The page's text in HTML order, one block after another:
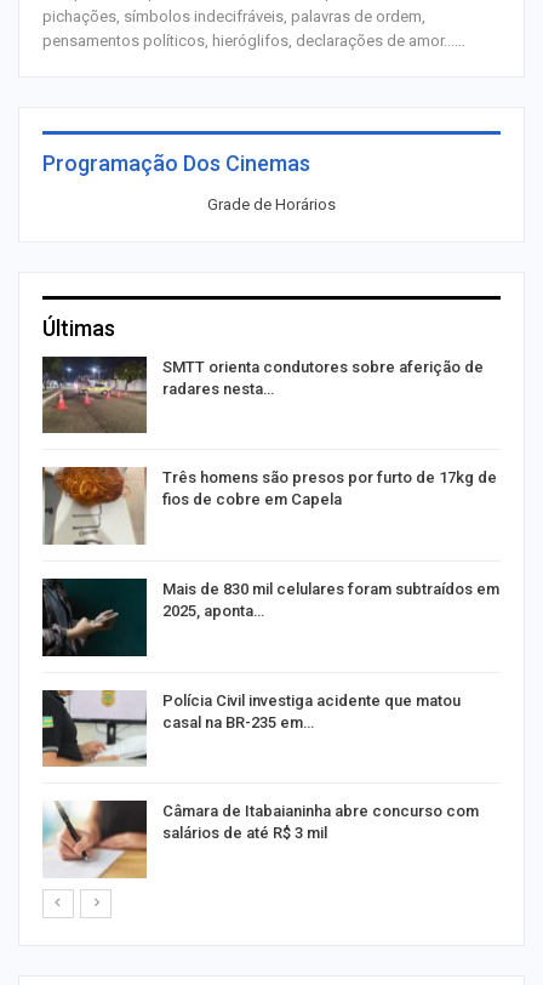
pichações, símbolos indecifráveis, palavras de ordem,
pensamentos políticos, hieróglifos, declarações de amor...…
Programação Dos Cinemas
Grade de Horários
Últimas
SMTT orienta condutores sobre aferição de
radares nesta…
Três homens são presos por furto de 17kg de
fios de cobre em Capela
Mais de 830 mil celulares foram subtraídos em
2025, aponta…
Polícia Civil investiga acidente que matou
casal na BR-235 em…
Câmara de Itabaianinha abre concurso com
salários de até R$ 3 mil